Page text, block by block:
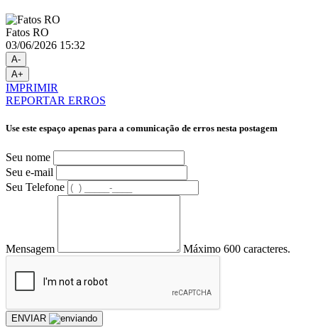
Fatos RO
03/06/2026 15:32
A-
A+
IMPRIMIR
REPORTAR ERROS
Use este espaço apenas para a comunicação de erros nesta postagem
Seu nome
Seu e-mail
Seu Telefone
Mensagem Máximo 600 caracteres.
ENVIAR